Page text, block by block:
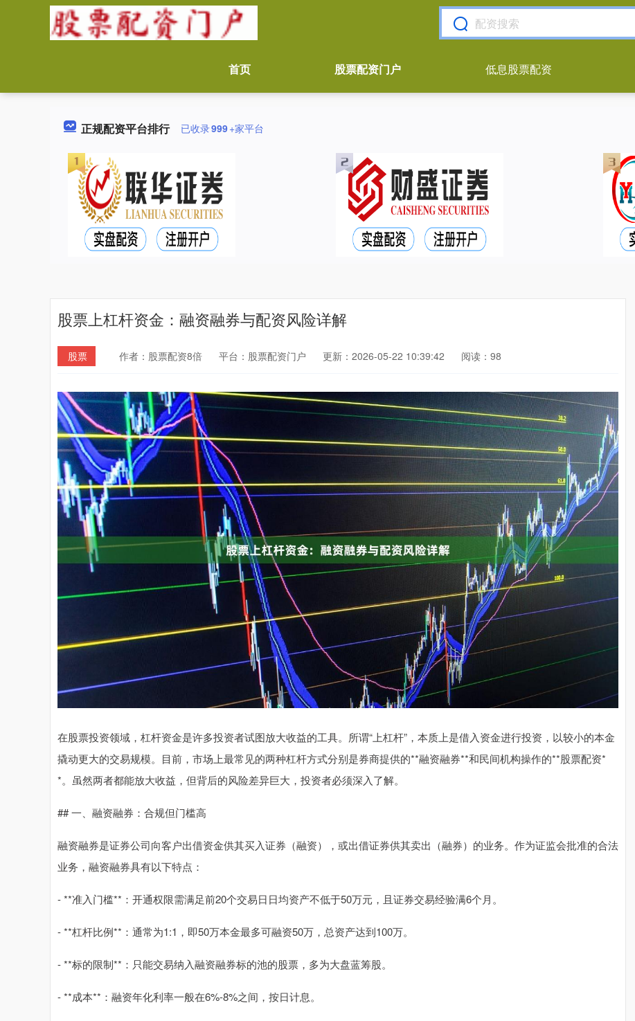
首页 股票配资门户 低息股票配资
正规配资平台排行 已收录999+家平台
股票上杠杆资金：融资融券与配资风险详解
股票 作者：股票配资8倍 平台：股票配资门户 更新：2026-05-22 10:39:42 阅读：98
在股票投资领域，杠杆资金是许多投资者试图放大收益的工具。所谓“上杠杆”，本质上是借入资金进行投资，以较小的本金
撬动更大的交易规模。目前，市场上最常见的两种杠杆方式分别是券商提供的**融资融券**和民间机构操作的**股票配资*
*。虽然两者都能放大收益，但背后的风险差异巨大，投资者必须深入了解。
## 一、融资融券：合规但门槛高
融资融券是证券公司向客户出借资金供其买入证券（融资），或出借证券供其卖出（融券）的业务。作为证监会批准的合法
业务，融资融券具有以下特点：
- **准入门槛**：开通权限需满足前20个交易日日均资产不低于50万元，且证券交易经验满6个月。
- **杠杆比例**：通常为1:1，即50万本金最多可融资50万，总资产达到100万。
- **标的限制**：只能交易纳入融资融券标的池的股票，多为大盘蓝筹股。
- **成本**：融资年化利率一般在6%-8%之间，按日计息。